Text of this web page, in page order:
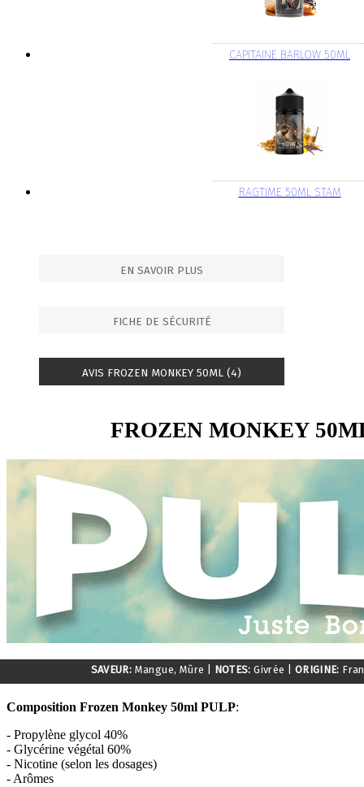
CAPITAINE BARLOW 50ML
RAGTIME 50ML STAM
EN SAVOIR PLUS
FICHE DE SÉCURITÉ
AVIS FROZEN MONKEY 50ML (4)
FROZEN MONKEY
SAVEUR: Mangue, Mûre NOTES: Givrée ORIGINE:
Composition Frozen Monkey 50ml PULP:
- Propylène glycol 40%
- Glycérine végétal 60%
- Nicotine (selon les dosages)
- Arômes